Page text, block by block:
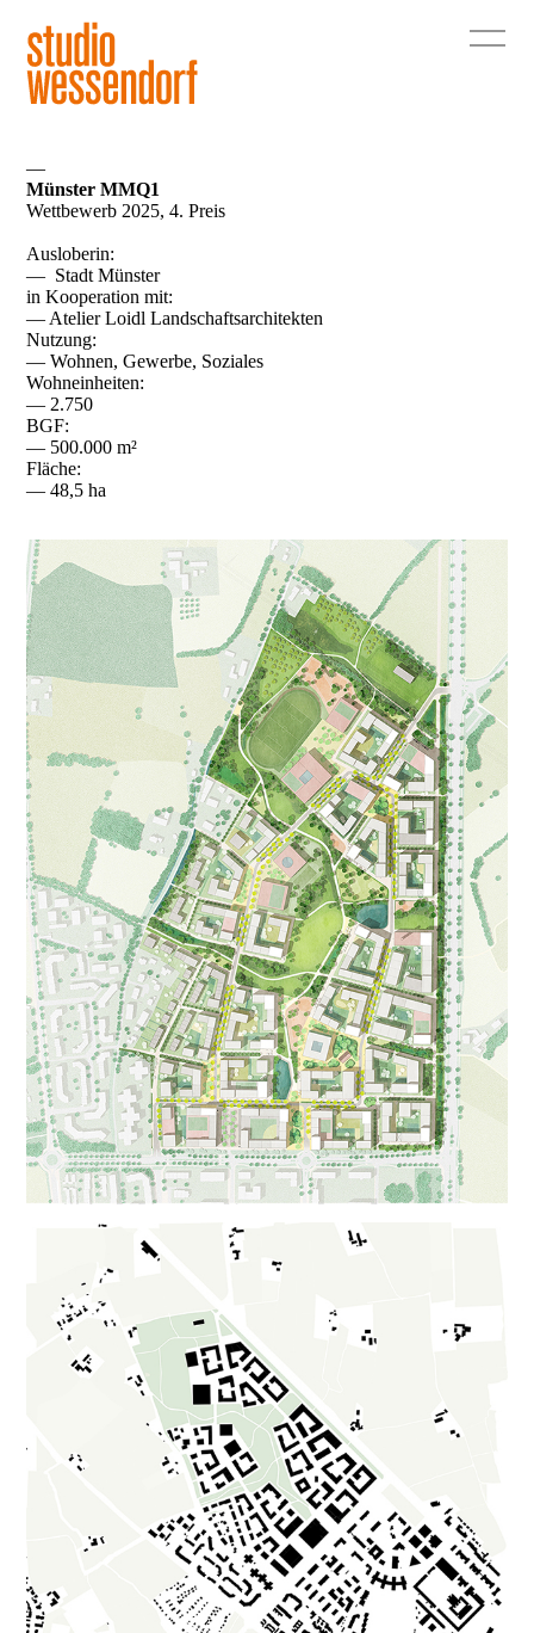
—
Münster MMQ1
Wettbewerb 2025, 4. Preis
Ausloberin:
— Stadt Münster
in Kooperation mit:
— Atelier Loidl Landschaftsarchitekten
Nutzung:
— Wohnen, Gewerbe, Soziales
Wohneinheiten:
— 2.750
BGF:
— 500.000 m²
Fläche:
— 48,5 ha